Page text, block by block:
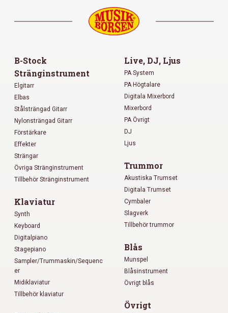
B-Stock
Stränginstrument
Elgitarr
Elbas
Stålsträngad Gitarr
Nylonsträngad Gitarr
Förstärkare
Effekter
Strängar
Övriga Stränginstrument
Tillbehör Stränginstrument
Klaviatur
Synth
Keyboard
Digitalpiano
Stagepiano
Sampler/Trummaskin/Sequenc
er
Midiklaviatur
Tillbehör klaviatur
Live, DJ, Ljus
PA System
PA Högtalare
Digitala Mixerbord
Mixerbord
PA Övrigt
DJ
Ljus
Trummor
Akustiska Trumset
Digitala Trumset
Cymbaler
Slagverk
Tillbehör trummor
Blås
Munspel
Blåsinstrument
Övrigt blås
Övrigt